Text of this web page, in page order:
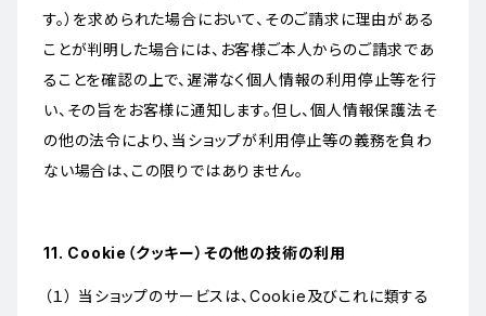
す。）を求められた場合において、そのご請求に理由がある
ことが判明した場合には、お客様ご本人からのご請求であ
ることを確認の上で、遅滞なく個人情報の利用停止等を行
い、その旨をお客様に通知します。但し、個人情報保護法そ
の他の法令により、当ショップが利用停止等の義務を負わ
ない場合は、この限りではありません。
11. Cookie（クッキー）その他の技術の利用
（１） 当ショップのサービスは、Cookie及びこれに類する